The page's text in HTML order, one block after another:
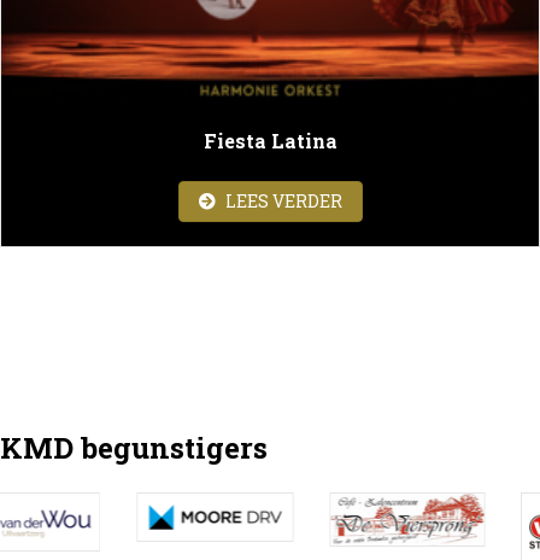
Fiesta Latina
LEES VERDERABOUT FIESTA LATINA
KMD begunstigers